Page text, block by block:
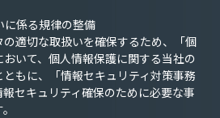
に係る規律の整備
適切な取扱いを確保するため、「個
いて、個人情報保護に関する当社の
もに、「情報セキュリティ対策事務
セキュリティ確保のために必要な事